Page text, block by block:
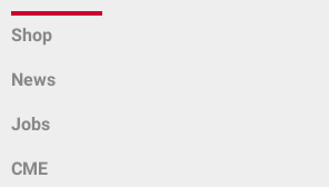
Shop
News
Jobs
CME